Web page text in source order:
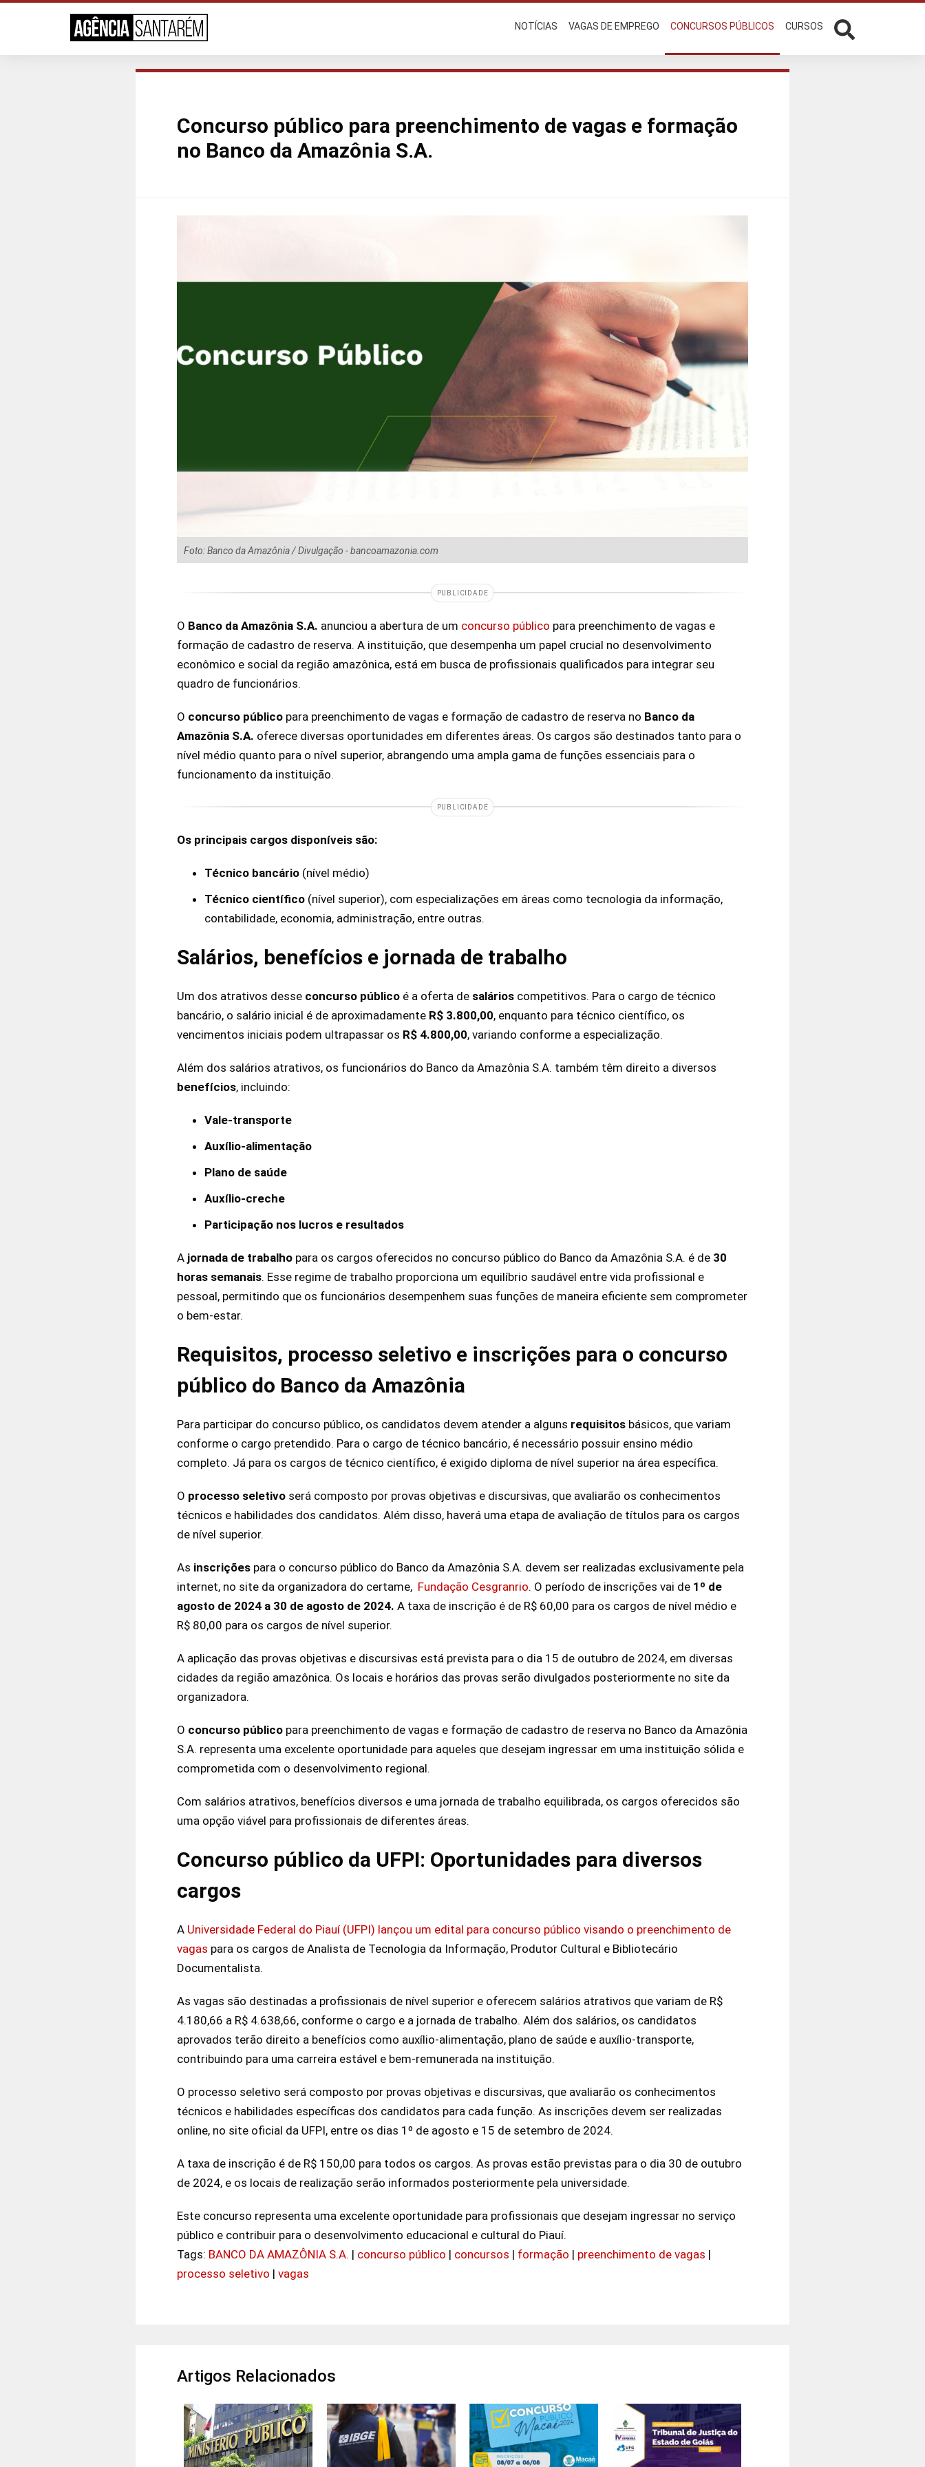
NOTÍCIAS VAGAS DE EMPREGO CONCURSOS PÚBLICOS CURSOS
Concurso público para preenchimento de vagas e formação
no Banco da Amazônia S.A.
Foto: Banco da Amazônia / Divulgação - bancoamazonia.com
PUBLICIDADE
O Banco da Amazônia S.A. anunciou a abertura de um concurso público para preenchimento de vagas e
formação de cadastro de reserva. A instituição, que desempenha um papel crucial no desenvolvimento
econômico e social da região amazônica, está em busca de profissionais qualificados para integrar seu
quadro de funcionários.
O concurso público para preenchimento de vagas e formação de cadastro de reserva no Banco da
Amazônia S.A. oferece diversas oportunidades em diferentes áreas. Os cargos são destinados tanto para o
nível médio quanto para o nível superior, abrangendo uma ampla gama de funções essenciais para o
funcionamento da instituição.
PUBLICIDADE
Os principais cargos disponíveis são:
Técnico bancário (nível médio)
Técnico científico (nível superior), com especializações em áreas como tecnologia da informação,
contabilidade, economia, administração, entre outras.
Salários, benefícios e jornada de trabalho
Um dos atrativos desse concurso público é a oferta de salários competitivos. Para o cargo de técnico
bancário, o salário inicial é de aproximadamente R$ 3.800,00, enquanto para técnico científico, os
vencimentos iniciais podem ultrapassar os R$ 4.800,00, variando conforme a especialização.
Além dos salários atrativos, os funcionários do Banco da Amazônia S.A. também têm direito a diversos
benefícios, incluindo:
Vale-transporte
Auxílio-alimentação
Plano de saúde
Auxílio-creche
Participação nos lucros e resultados
A jornada de trabalho para os cargos oferecidos no concurso público do Banco da Amazônia S.A. é de 30
horas semanais. Esse regime de trabalho proporciona um equilíbrio saudável entre vida profissional e
pessoal, permitindo que os funcionários desempenhem suas funções de maneira eficiente sem comprometer
o bem-estar.
Requisitos, processo seletivo e inscrições para o concurso
público do Banco da Amazônia
Para participar do concurso público, os candidatos devem atender a alguns requisitos básicos, que variam
conforme o cargo pretendido. Para o cargo de técnico bancário, é necessário possuir ensino médio
completo. Já para os cargos de técnico científico, é exigido diploma de nível superior na área específica.
O processo seletivo será composto por provas objetivas e discursivas, que avaliarão os conhecimentos
técnicos e habilidades dos candidatos. Além disso, haverá uma etapa de avaliação de títulos para os cargos
de nível superior.
As inscrições para o concurso público do Banco da Amazônia S.A. devem ser realizadas exclusivamente pela
internet, no site da organizadora do certame, Fundação Cesgranrio. O período de inscrições vai de 1º de
agosto de 2024 a 30 de agosto de 2024. A taxa de inscrição é de R$ 60,00 para os cargos de nível médio e
R$ 80,00 para os cargos de nível superior.
A aplicação das provas objetivas e discursivas está prevista para o dia 15 de outubro de 2024, em diversas
cidades da região amazônica. Os locais e horários das provas serão divulgados posteriormente no site da
organizadora.
O concurso público para preenchimento de vagas e formação de cadastro de reserva no Banco da Amazônia
S.A. representa uma excelente oportunidade para aqueles que desejam ingressar em uma instituição sólida e
comprometida com o desenvolvimento regional.
Com salários atrativos, benefícios diversos e uma jornada de trabalho equilibrada, os cargos oferecidos são
uma opção viável para profissionais de diferentes áreas.
Concurso público da UFPI: Oportunidades para diversos
cargos
A Universidade Federal do Piauí (UFPI) lançou um edital para concurso público visando o preenchimento de
vagas para os cargos de Analista de Tecnologia da Informação, Produtor Cultural e Bibliotecário
Documentalista.
As vagas são destinadas a profissionais de nível superior e oferecem salários atrativos que variam de R$
4.180,66 a R$ 4.638,66, conforme o cargo e a jornada de trabalho. Além dos salários, os candidatos
aprovados terão direito a benefícios como auxílio-alimentação, plano de saúde e auxílio-transporte,
contribuindo para uma carreira estável e bem-remunerada na instituição.
O processo seletivo será composto por provas objetivas e discursivas, que avaliarão os conhecimentos
técnicos e habilidades específicas dos candidatos para cada função. As inscrições devem ser realizadas
online, no site oficial da UFPI, entre os dias 1º de agosto e 15 de setembro de 2024.
A taxa de inscrição é de R$ 150,00 para todos os cargos. As provas estão previstas para o dia 30 de outubro
de 2024, e os locais de realização serão informados posteriormente pela universidade.
Este concurso representa uma excelente oportunidade para profissionais que desejam ingressar no serviço
público e contribuir para o desenvolvimento educacional e cultural do Piauí.
Tags: BANCO DA AMAZÔNIA S.A. | concurso público | concursos | formação | preenchimento de vagas |
processo seletivo | vagas
Artigos Relacionados